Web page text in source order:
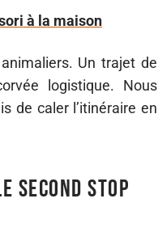
à la maison
Un trajet de
logistique. Nous
de caler l’itinéraire en
second stop